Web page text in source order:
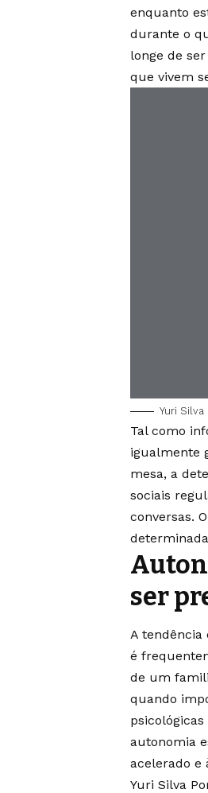
enquanto
durante o
longe de
que vivem
Yuri Silva
Tal como
igualmente
mesa, a
sociais
conversas.
ser
A tendência
é
de um
quando
autonomia
acelerado e
Yuri Silva